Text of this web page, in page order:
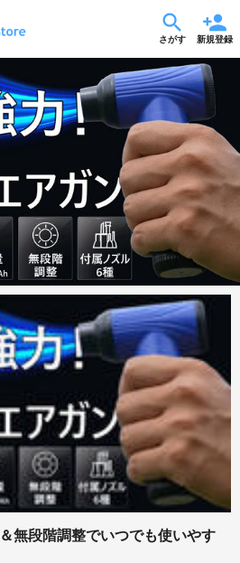
さがす 新規登録
無段階調整でいつでも使いやす